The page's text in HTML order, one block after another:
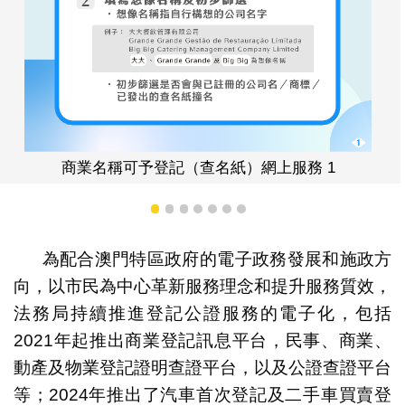
網上服務 1 商業名稱可予登記（查名紙
1 2 3 4 5 6 7
為配合澳門特區政府的電子政務發展和施政方
向，以市民為中心革新服務理念和提升服務質效，
法務局持續推進登記公證服務的電子化，包括
2021年起推出商業登記訊息平台，民事、商業、
動產及物業登記證明查證平台，以及公證查證平台
等；2024年推出了汽車首次登記及二手車買賣登